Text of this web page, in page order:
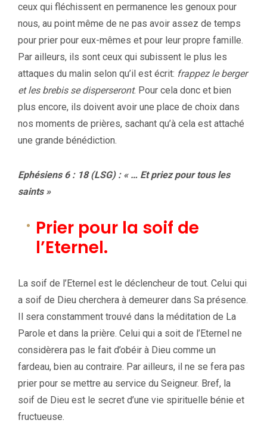
ceux qui fléchissent en permanence les genoux pour
nous, au point même de ne pas avoir assez de temps
pour prier pour eux-mêmes et pour leur propre famille.
Par ailleurs, ils sont ceux qui subissent le plus les
attaques du malin selon qu’il est écrit: frappez le berger
et les brebis se disperseront. Pour cela donc et bien
plus encore, ils doivent avoir une place de choix dans
nos moments de prières, sachant qu’à cela est attaché
une grande bénédiction.
Ephésiens 6 : 18 (LSG) : « … Et priez pour tous les
saints »
Prier pour la soif de
l’Eternel.
La soif de l’Eternel est le déclencheur de tout. Celui qui
a soif de Dieu cherchera à demeurer dans Sa présence.
Il sera constamment trouvé dans la méditation de La
Parole et dans la prière. Celui qui a soit de l’Eternel ne
considèrera pas le fait d’obéir à Dieu comme un
fardeau, bien au contraire. Par ailleurs, il ne se fera pas
prier pour se mettre au service du Seigneur. Bref, la
soif de Dieu est le secret d’une vie spirituelle bénie et
fructueuse.